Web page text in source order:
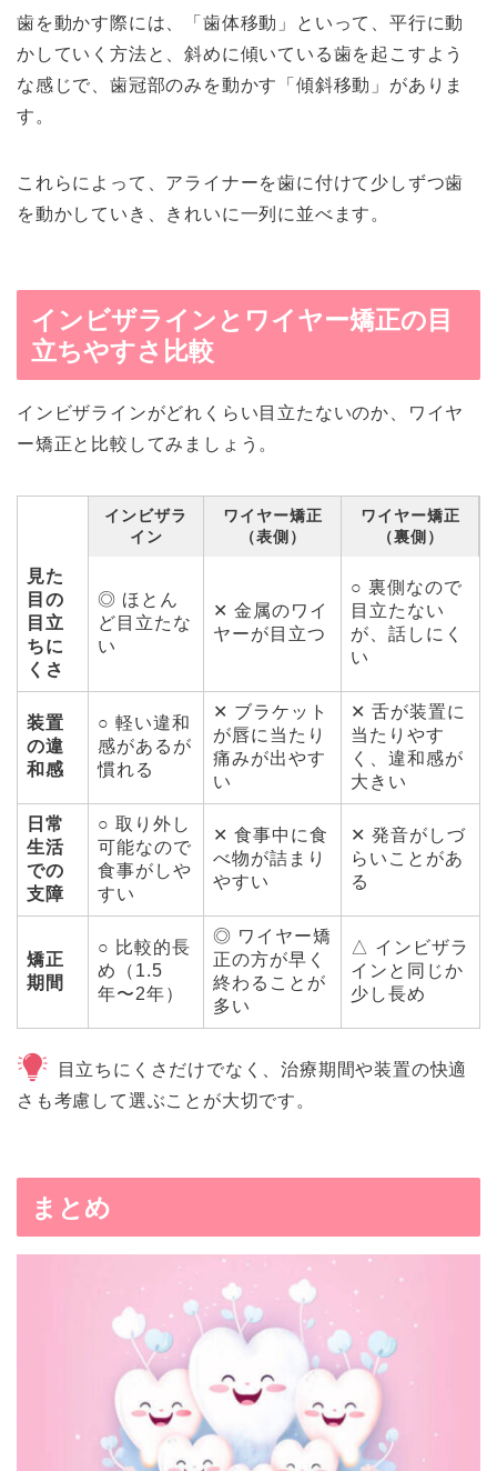
歯を動かす際には、「歯体移動」といって、平行に動
かしていく方法と、斜めに傾いている歯を起こすよう
な感じで、歯冠部のみを動かす「傾斜移動」がありま
す。
これらによって、アライナーを歯に付けて少しずつ歯
を動かしていき、きれいに一列に並べます。
インビザラインとワイヤー矯正の目
立ちやすさ比較
インビザラインがどれくらい目立たないのか、ワイヤ
ー矯正と比較してみましょう。
インビザラ
イン
ワイヤー矯正
（表側）
ワイヤー矯正
（裏側）
見た
目の
目立
ちに
くさ
◎ ほとん
ど目立たな
い
✕ 金属のワイ
ヤーが目立つ
○ 裏側なので
目立たない
が、話しにく
い
装置
の違
和感
○ 軽い違和
感があるが
慣れる
✕ ブラケット
が唇に当たり
痛みが出やす
い
✕ 舌が装置に
当たりやす
く、違和感が
大きい
日常
生活
での
支障
○ 取り外し
可能なので
食事がしや
すい
✕ 食事中に食
べ物が詰まり
やすい
✕ 発音がしづ
らいことがあ
る
矯正
期間
○ 比較的長
め（1.5
年〜2年）
◎ ワイヤー矯
正の方が早く
終わることが
多い
△ インビザラ
インと同じか
少し長め
目立ちにくさだけでなく、治療期間や装置の快適
さも考慮して選ぶことが大切です。
まとめ